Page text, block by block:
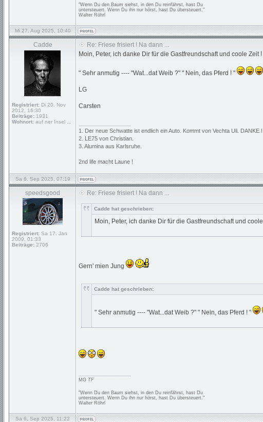
"Wenn Du den Baum siehst, in den Du reinfährst, hast Du
untersteuert. Wenn Du ihn nur hörst, hast Du übersteuert."
Walter Röhrl
Mi 27. Aug 2025, 10:40
Cadde
Registriert: Di 20. Nov
2012, 16:30
Beiträge: 1931
Wohnort: auf ner Insel ...
Re: Friese frisiert ! Na dann ...
Moin, Peter, ich danke Dir für die Gastfreundschaft und coole Zeit
" Sehr anmutig ---- "Wat...dat Weib ?" " Nein, das Pferd ! "
LG
Carsten
1. Der neue Schwatte ist endlich ein Auto. Kommt von Vechta Uli. DANKE !
2. LE75 von Christian.
3. Alumina aus Karlsruhe.
2nd life macht Laune !
Sa 6. Sep 2025, 07:19
speedsgood
Registriert: Sa 17. Jan
2009, 01:33
Beiträge: 2706
Re: Friese frisiert ! Na dann ...
Cadde hat geschrieben:
Moin, Peter, ich danke Dir für die Gastfreundschaft und
Gern' mien Jung
Cadde hat geschrieben:
" Sehr anmutig ---- "Wat...dat Weib ?" " Nein, das Pferd ! "
MG TF
"Wenn Du den Baum siehst, in den Du reinfährst, hast Du
untersteuert. Wenn Du ihn nur hörst, hast Du übersteuert."
Walter Röhrl
Sa 6. Sep 2025, 11:22